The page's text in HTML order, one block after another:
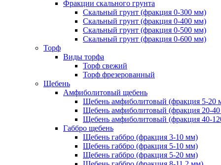
Фракции скального грунта
Скальный грунт (фракция 0-300 мм)
Скальный грунт (фракция 0-400 мм)
Скальный грунт (фракция 0-500 мм)
Скальный грунт (фракция 0-600 мм)
Торф
Виды торфа
Торф свежий
Торф фрезерованный
Щебень
Амфиболитовый щебень
Щебень амфиболитовый (фракция 5-20
Щебень амфиболитовый (фракция 20-
Щебень амфиболитовый (фракция 40-
Габбро щебень
Щебень габбро (фракция 3-10 мм)
Щебень габбро (фракция 5-10 мм)
Щебень габбро (фракция 5-20 мм)